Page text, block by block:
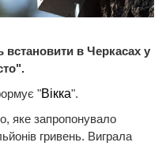
в Черкасах у
"Вікка".
яке запропонувало
гривень. Виграла